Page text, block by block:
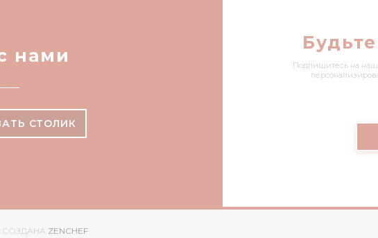
нами
СТОЛИК
Подпишитесь на
СОЗДАНА ZENCHEF((ОТКРЫВАЕТСЯ В НОВОМ ОКНЕ))